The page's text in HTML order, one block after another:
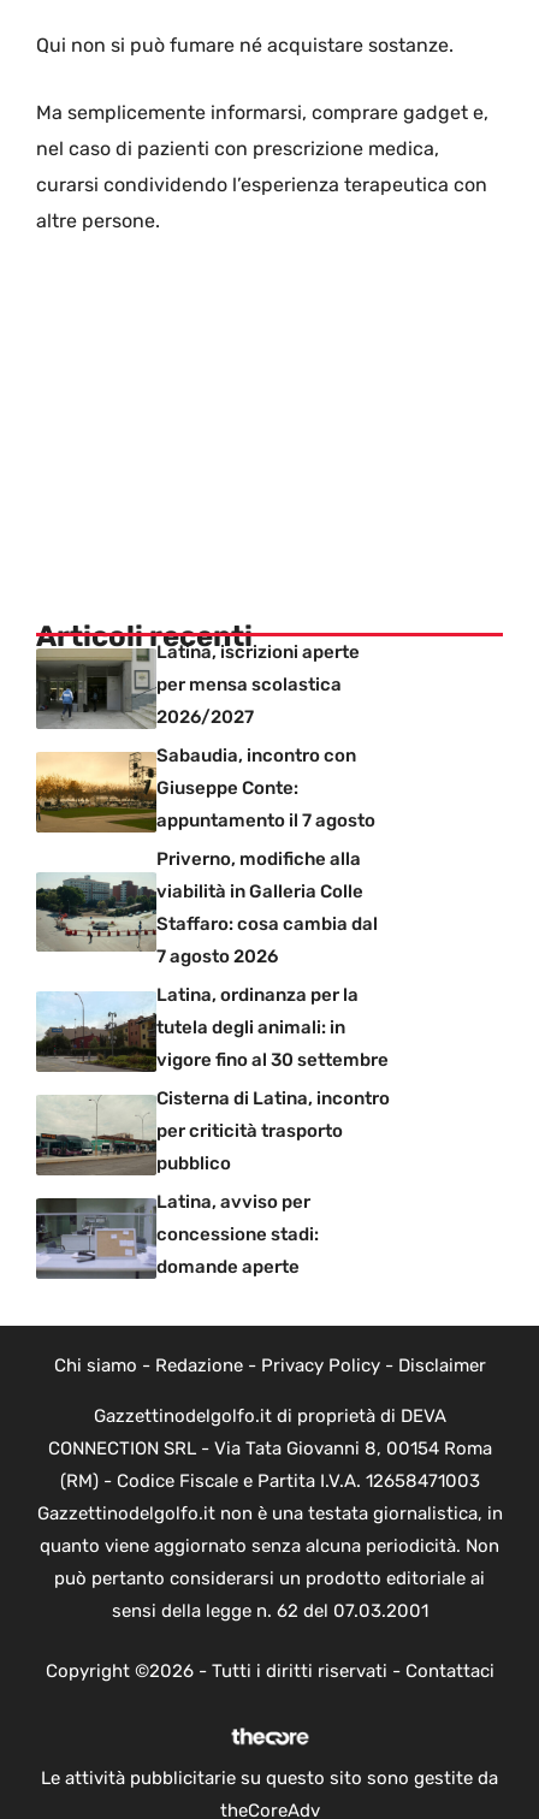
Qui non si può fumare né acquistare sostanze.
Ma semplicemente informarsi, comprare gadget e,
nel caso di pazienti con prescrizione medica,
curarsi condividendo l’esperienza terapeutica con
altre persone.
Articoli recentiLatina, iscrizioni aperte
per mensa scolastica
2026/2027
Sabaudia, incontro con
Giuseppe Conte:
appuntamento il 7 agosto
Priverno, modifiche alla
viabilità in Galleria Colle
Staffaro: cosa cambia dal
7 agosto 2026
Latina, ordinanza per la
tutela degli animali: in
vigore fino al 30 settembre
Cisterna di Latina, incontro
per criticità trasporto
pubblico
Latina, avviso per
concessione stadi:
domande aperte
Chi siamo - Redazione- Privacy Policy- Disclaimer
Gazzettinodelgolfo.it di proprietà di DEVA
CONNECTION SRL - Via Tata Giovanni 8, 00154 Roma
(RM) - Codice Fiscale e Partita I.V.A. 12658471003
Gazzettinodelgolfo.it non è una testata giornalistica, in
quanto viene aggiornato senza alcuna periodicità. Non
può pertanto considerarsi un prodotto editoriale ai
sensi della legge n. 62 del 07.03.2001
Copyright ©2026 - Tutti i diritti riservati - Contattaci
Le attività pubblicitarie su questo sito sono gestite da
theCoreAdv